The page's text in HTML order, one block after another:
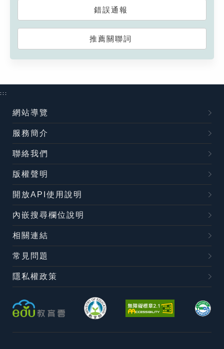
錯誤通報
推薦關聯詞
:::
網站導覽
服務簡介
聯絡我們
版權聲明
開放API使用說明
內嵌搜尋欄位說明
相關連結
常見問題
隱私權政策